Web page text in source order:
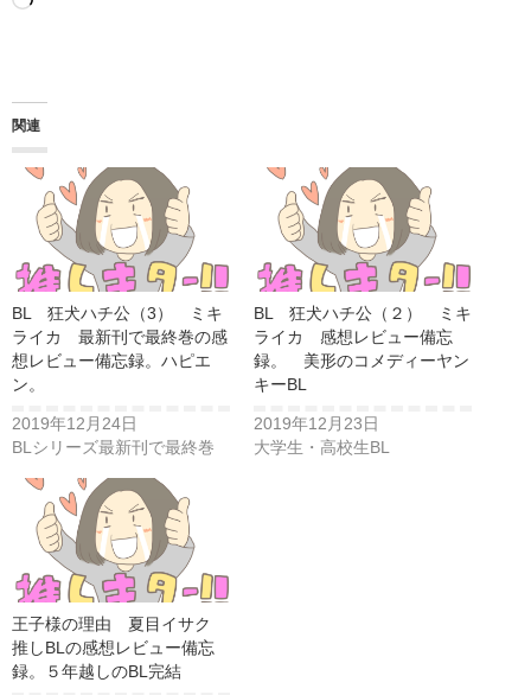
み
中…
関連
BL 狂犬ハチ公（3） ミキ
ライカ 最新刊で最終巻の感
想レビュー備忘録。ハピエ
ン。
2019年12月24日
BLシリーズ最新刊で最終巻
BL 狂犬ハチ公（２） ミキ
ライカ 感想レビュー備忘
録。 美形のコメディーヤン
キーBL
2019年12月23日
大学生・高校生BL
王子様の理由 夏目イサク
推しBLの感想レビュー備忘
録。５年越しのBL完結